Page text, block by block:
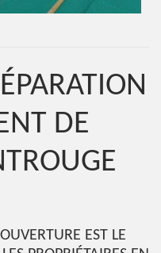
DE
EST LE